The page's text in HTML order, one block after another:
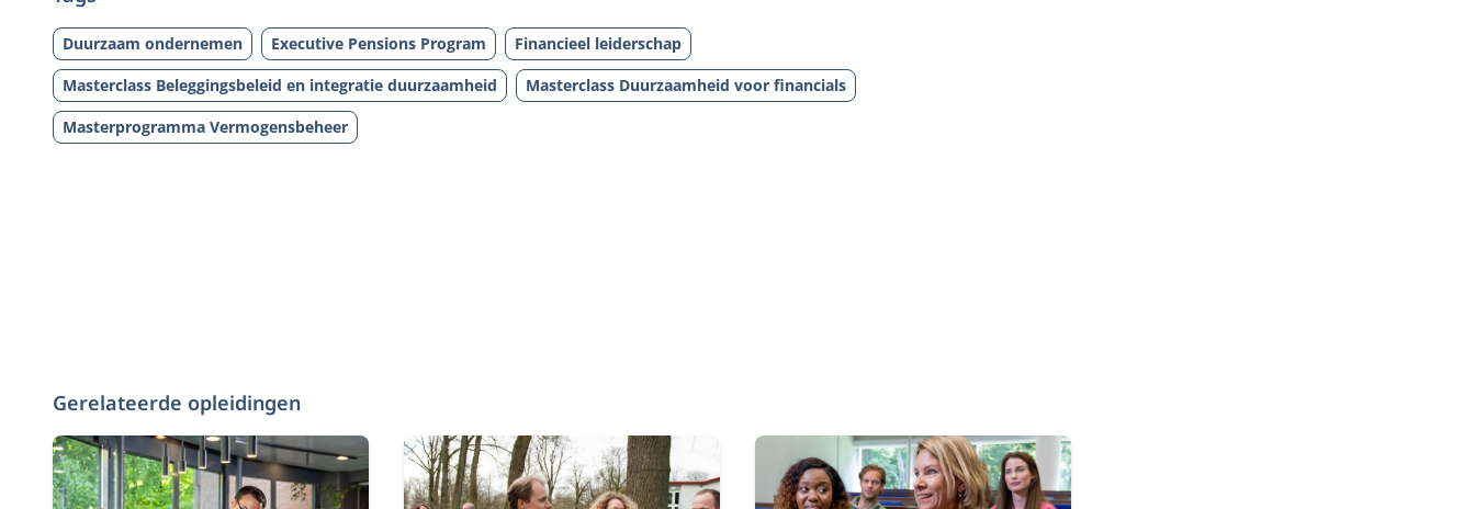
Duurzaam ondernemen Executive Pensions Program
Financieel leiderschap
Masterclass Beleggingsbeleid en integratie duurzaamheid
Masterclass Duurzaamheid voor financials
Masterprogramma Vermogensbeheer
Gerelateerde opleidingen